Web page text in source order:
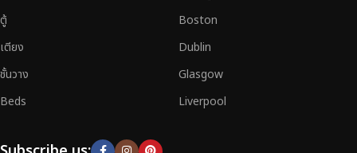
ตู้
เตียง
ชั้นวาง
Beds
Boston
Dublin
Glasgow
Liverpool